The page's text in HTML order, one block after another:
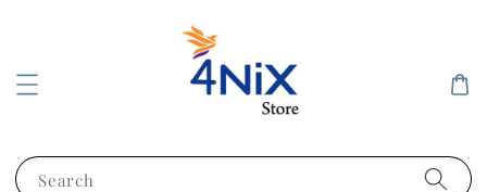
Search